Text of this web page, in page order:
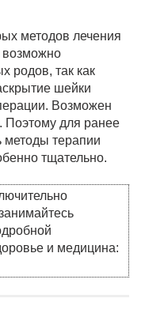
методов лечения
возможно
родов, так как
шейки
Возможен
Поэтому для ранее
терапии
тщательно.
и медицина: